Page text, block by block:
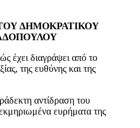
ΔΗΜΟΚΡΑΤΙΚΟΥ
έχει διαγράψει από το
της ευθύνης και της
αντίδραση του
ευρήματα της